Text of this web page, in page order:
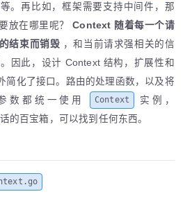
。再比如，框架需要支持中间件，那
放在哪里呢？Context 随着每一个请
结束而销毁 ，和当前请求强相关的信
因此，设计 Context 结构，扩展性和
简化了接口。路由的处理函数，以及将
数都统一使用
Context 实例，
的百宝箱，可以找到任何东西。